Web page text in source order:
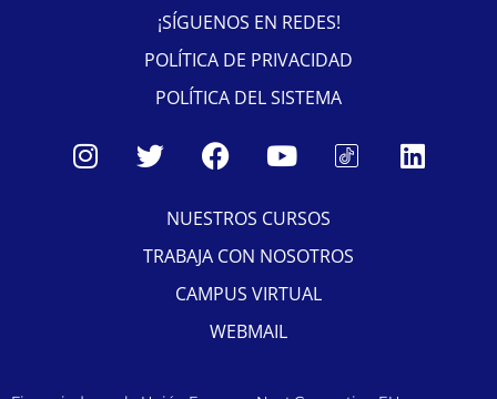
¡SÍGUENOS EN REDES!
POLÍTICA DE PRIVACIDAD
POLÍTICA DEL SISTEMA
NUESTROS CURSOS
TRABAJA CON NOSOTROS
CAMPUS VIRTUAL
WEBMAIL